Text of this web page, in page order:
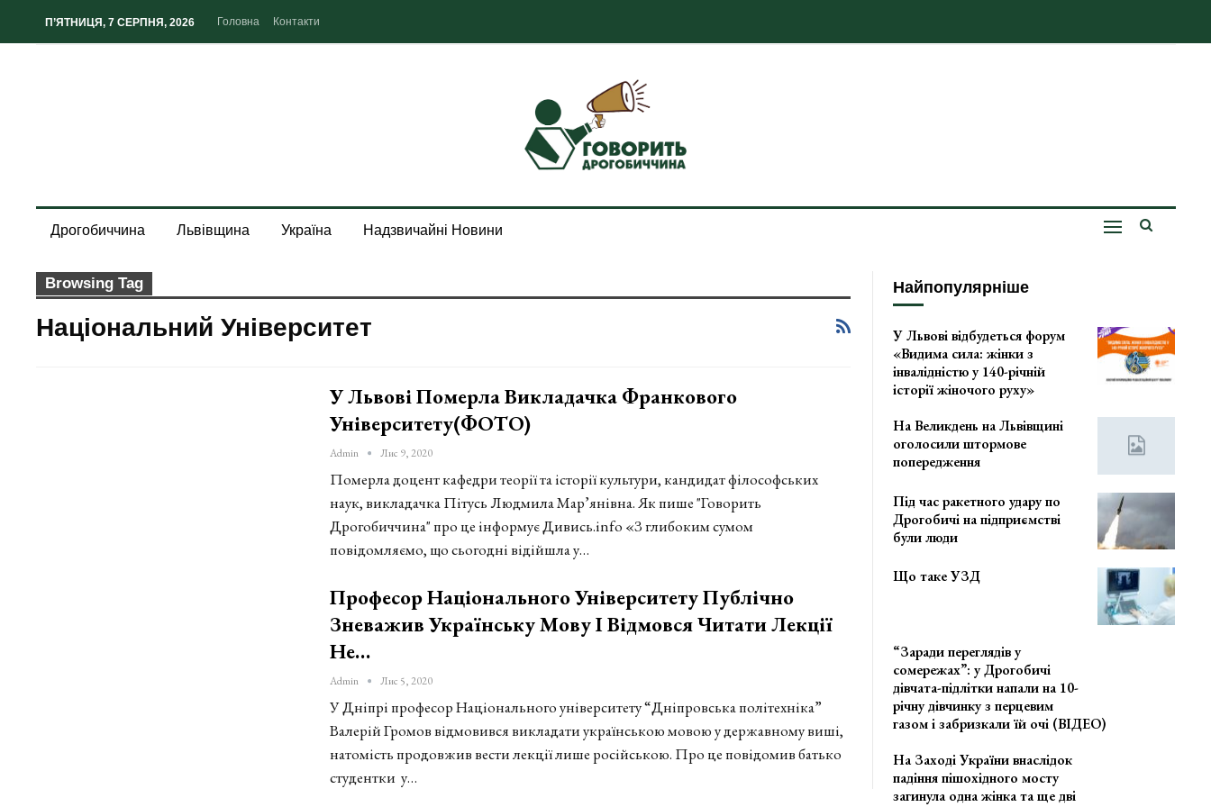
П’ЯТНИЦЯ, 7 СЕРПНЯ, 2026 Головна Контакти
Дрогобиччина Львівщина Україна Надзвичайні Новини
Browsing Tag
Національний Університет
У Львові Померла Викладачка Франкового
Університету(ФОТО)
Admin Лис 9, 2020
Померла доцент кафедри теорії та історії культури, кандидат філософських
наук, викладачка Пітусь Людмила Мар’янівна. Як пише "Говорить
Дрогобиччина" про це інформує Дивись.info «З глибоким сумом
повідомляємо, що сьогодні відійшла у…
Професор Національного Університету Публічно
Зневажив Українську Мову І Відмовся Читати Лекції
Не…
Admin Лис 5, 2020
У Дніпрі професор Національного університету “Дніпровська політехніка”
Валерій Громов відмовився викладати українською мовою у державному виші,
натомість продовжив вести лекції лише російською. Про це повідомив батько
студентки у…
Найпопулярніше
У Львові відбудеться форум
«Видима сила: жінки з
інвалідністю у 140-річній
історії жіночого руху»
На Великдень на Львівщині
оголосили штормове
попередження
Під час ракетного удару по
Дрогобичі на підприємстві
були люди
Що таке УЗД
“Заради переглядів у
сомережах”: у Дрогобичі
дівчата-підлітки напали на 10-
річну дівчинку з перцевим
газом і забризкали їй очі (ВІДЕО)
На Заході України внаслідок
падіння пішохідного мосту
загинула одна жінка та ще дві